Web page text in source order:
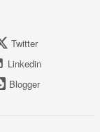
Twitter
Linkedin
Blogger